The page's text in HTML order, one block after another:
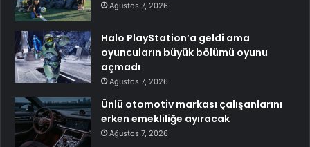
Ağustos 7, 2026
Halo PlayStation’a geldi ama
oyuncuların büyük bölümü oyunu
açmadı
Ağustos 7, 2026
Ünlü otomotiv markası çalışanlarını
erken emekliliğe ayıracak
Ağustos 7, 2026